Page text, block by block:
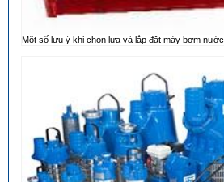
Một số lưu ý khi chọn lựa và lắp đặt máy bơm